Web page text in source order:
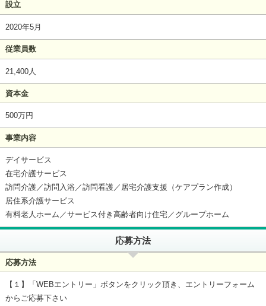
設立
2020年5月
従業員数
21,400人
資本金
500万円
事業内容
デイサービス
在宅介護サービス
訪問介護／訪問入浴／訪問看護／居宅介護支援（ケアプラン作成）
居住系介護サービス
有料老人ホーム／サービス付き高齢者向け住宅／グループホーム
応募方法
応募方法
【１】「WEBエントリー」ボタンをクリック頂き、エントリーフォーム
からご応募下さい